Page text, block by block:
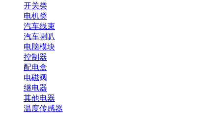
开关类
电机类
汽车线束
汽车喇叭
电脑模块
控制器
配电盒
电磁阀
继电器
其他电器
温度传感器